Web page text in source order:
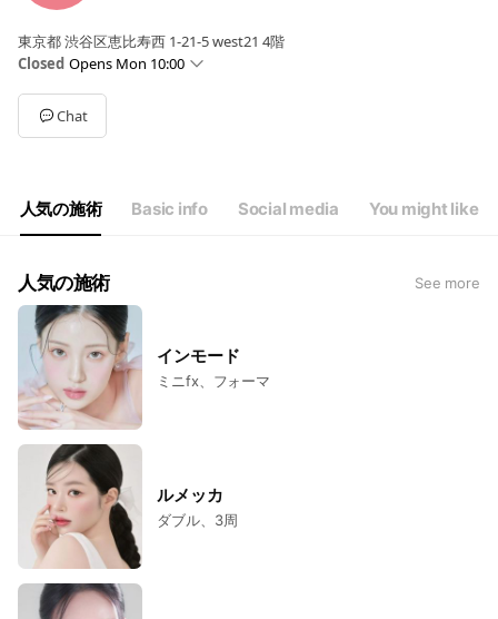
東京都 渋谷区恵比寿西 1-21-5 west21 4階
Closed Opens Mon 10:00
Sun10:00 - 19:00
Mon10:00 - 19:00
Tue
10:00 - 19:00
Sat10:00 - 19:00
Chat
人気の施術 Basic info Social media You might like
人気の施術 See more
インモード
ミニfx、フォーマ
ルメッカ
ダブル、3周